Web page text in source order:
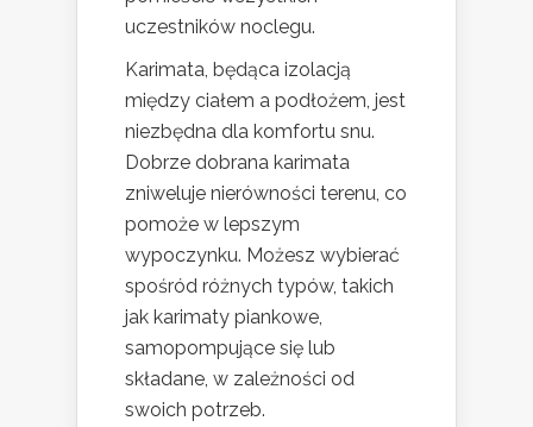
uczestników noclegu.
Karimata, będąca izolacją
między ciałem a podłożem, jest
niezbędna dla komfortu snu.
Dobrze dobrana karimata
zniweluje nierówności terenu, co
pomoże w lepszym
wypoczynku. Możesz wybierać
spośród różnych typów, takich
jak karimaty piankowe,
samopompujące się lub
składane, w zależności od
swoich potrzeb.